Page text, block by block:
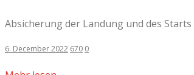
Absicherung der Landung und des
6. December 2022 670 0